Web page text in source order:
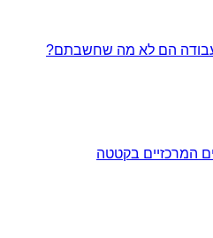
המרכזיים בקטטה